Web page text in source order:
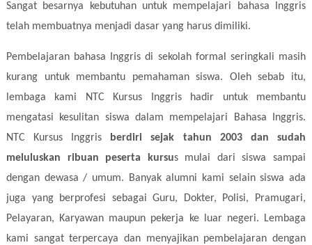
Sangat besarnya kebutuhan untuk mempelajari bahasa Inggris
telah membuatnya menjadi dasar yang harus dimiliki.
Pembelajaran bahasa Inggris di sekolah formal seringkali masih
kurang untuk membantu pemahaman siswa. Oleh sebab itu,
lembaga kami NTC Kursus Inggris hadir untuk membantu
mengatasi kesulitan siswa dalam mempelajari Bahasa Inggris.
NTC Kursus Inggris
berdiri sejak tahun 2003
dan sudah
meluluskan ribuan peserta kursus mulai dari siswa sampai
dengan dewasa / umum. Banyak alumni kami selain siswa ada
juga yang berprofesi sebagai Guru, Dokter, Polisi, Pramugari,
Pelayaran, Karyawan maupun pekerja ke luar negeri. Lembaga
kami sangat terpercaya dan menyajikan pembelajaran dengan